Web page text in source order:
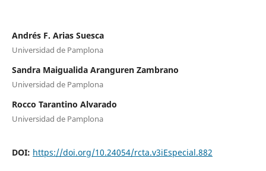
Andrés F. Arias Suesca
Universidad de Pamplona
Sandra Maigualida Aranguren Zambrano
Universidad de Pamplona
Rocco Tarantino Alvarado
Universidad de Pamplona
DOI: https://doi.org/10.24054/rcta.v3iEspecial.882